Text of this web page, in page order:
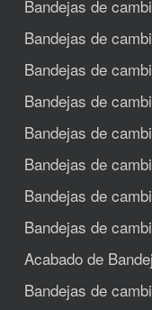
Bandejas de
Bandejas de
Bandejas de
Bandejas de
Bandejas de
Bandejas de
Bandejas de
Bandejas de
Acabado de
Bandejas de